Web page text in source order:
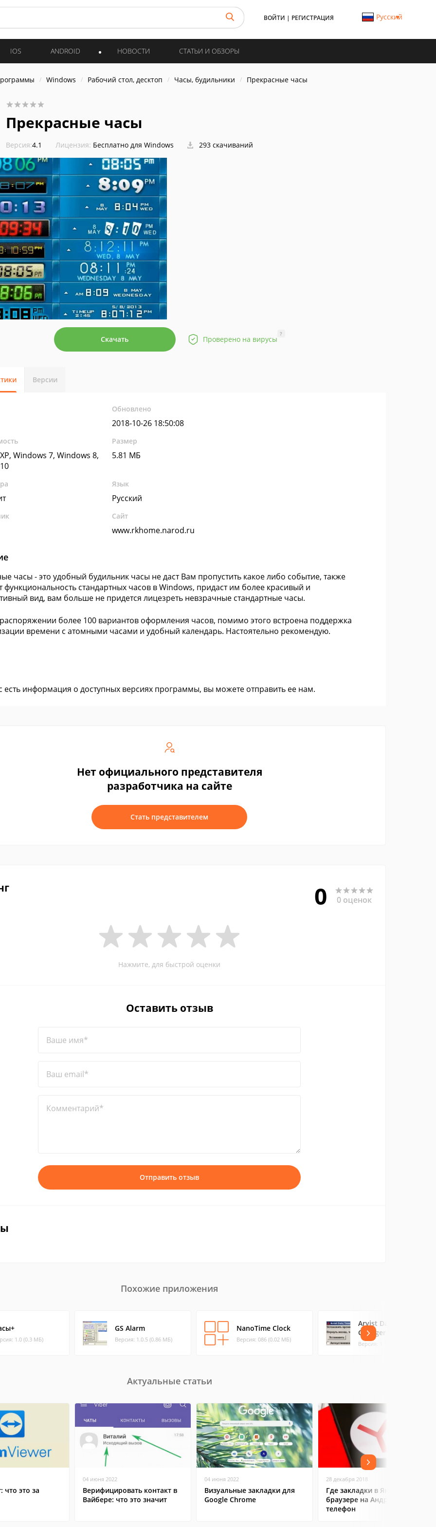
ВОЙТИ | РЕГИСТРАЦИЯ Русский
IOS ANDROID НОВОСТИ СТАТЬИ И ОБЗОРЫ
Windows Рабочий стол, десктоп Часы, будильники Прекрасные часы
Прекрасные часы
Версия:4.1 Лицензия: Бесплатно для Windows 293 скачиваний
Скачать Проверено на вирусы
?
Версии
Обновлено
2018-10-26 18:50:08
Windows 7, Windows 8,
Размер
5.81 МБ
Язык
Русский
Сайт
www.rkhome.narod.ru
часы - это удобный будильник часы не даст Вам пропустить какое либо событие, также
функциональность стандартных часов в Windows, придаст им более красивый и
вид, вам больше не придется лицезреть невзрачные стандартные часы.
более 100 вариантов оформления часов, помимо этого встроена поддержка
времени с атомными часами и удобный календарь. Настоятельно рекомендую.
есть информация о доступных версиях программы, вы можете отправить ее нам.
Нет официального представителя
разработчика на сайте
Стать представителем
0 0 оценок
Нажмите, для быстрой оценки
Оставить отзыв
Ваше имя*
Ваш email*
Комментарий*
Отправить отзыв
Похожие приложения
1.0 (0.3 МБ)
GS Alarm
Версия: 1.0.5 (0.86 МБ)
NanoTime Clock
Версия: 086 (0.02 МБ)
Arvist Date/Time
Changer
Версия: 1.1b (0.04 МБ)
Актуальные статьи
что это за
04 июня 2022
Верифицировать контакт в
Вайбере: что это значит
04 июня 2022
Визуальные закладки для
Google Chrome
28 декабря 2018
Где закладки в Яндекс
браузере на Андроид
телефон